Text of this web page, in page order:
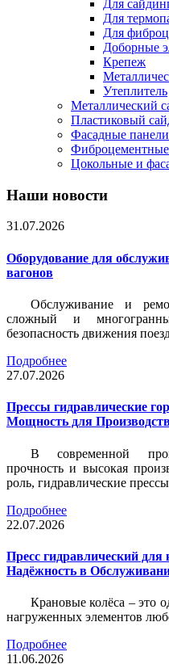
Для
Для
Для
Доборные
Крепеж
Утеплитель
Металлический
Пластиковый
Фасадные
Цокольные и
Наши новости
31.07.2026
Оборудование для
вагонов
Обслуживание и
сложный и
безопасность движения
Подробнее
27.07.2026
Прессы гидравлические
Мощность для
В современной
прочность и высокая
роль, гидравлические
Подробнее
22.07.2026
Пресс гидравлический
Надёжность в
Крановые колёса – это
нагруженных элементов
Подробнее
11.06.2026